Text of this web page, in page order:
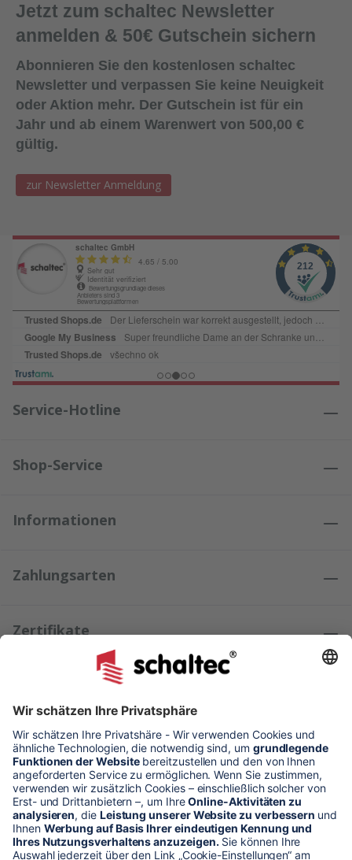
Jetzt zum schaltec Newsletter
anmelden & 50€ Gutschein sichern
Abonnieren Sie den kostenlosen schaltec
Newsletter und verpassen Sie keine Neuigkeit
oder Aktion mehr. Der Gutschein ist für ein
Jahr und ab einem Warenwert von 500,00 €
gültig.
zur Newsletter Anmeldung
Service-Hotline
Shop-Service
Informationen
Zahlungsarten
Zertifikate
Kundenmeinungen